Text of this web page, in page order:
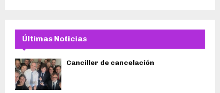
Últimas Noticias
Canciller de cancelación